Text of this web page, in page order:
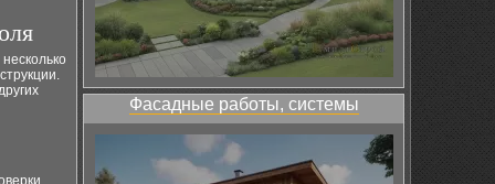
Фасадные работы, системы